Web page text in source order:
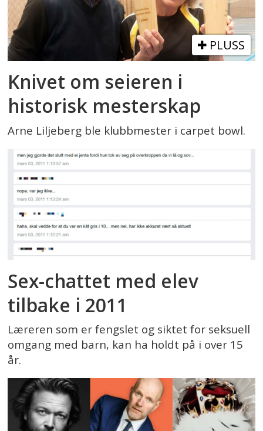
PLUSS
Knivet om seieren i
historisk mesterskap
Arne Liljeberg ble klubbmester i carpet bowl.
Sex-chattet med elev
tilbake i 2011
Læreren som er fengslet og siktet for seksuell
omgang med barn, kan ha holdt på i over 15
år.